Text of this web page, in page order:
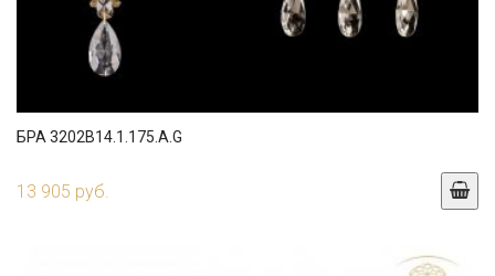
БРА 3202B14.1.175.A.G
13 905 руб.